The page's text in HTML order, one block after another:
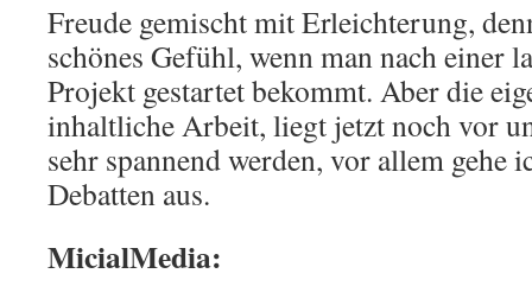
Freude gemischt mit Erleichterung,
schönes Gefühl, wenn man nach einer
Projekt gestartet bekommt. Aber die
inhaltliche Arbeit, liegt jetzt noch vor
sehr spannend werden, vor allem gehe
Debatten aus.
MicialMedia: